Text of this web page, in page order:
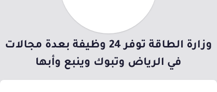
وزارة الطاقة توفر 24 وظيفة بعدة مجالات
في الرياض وتبوك وينبع وأبها